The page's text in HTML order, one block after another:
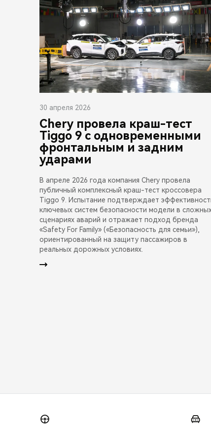
30 апреля 2026
Chery провела краш-тест
Tiggo 9 с одновременными
фронтальным и задним
ударами
В апреле 2026 года компания Chery провела
публичный комплексный краш-тест кроссовера
Tiggo 9. Испытание подтверждает
ключевых систем безопасности модели в
сценариях аварий и отражает подход бренда
«Safety For Family» («Безопасность для семьи»),
ориентированный на защиту пассажиров в
реальных дорожных условиях.